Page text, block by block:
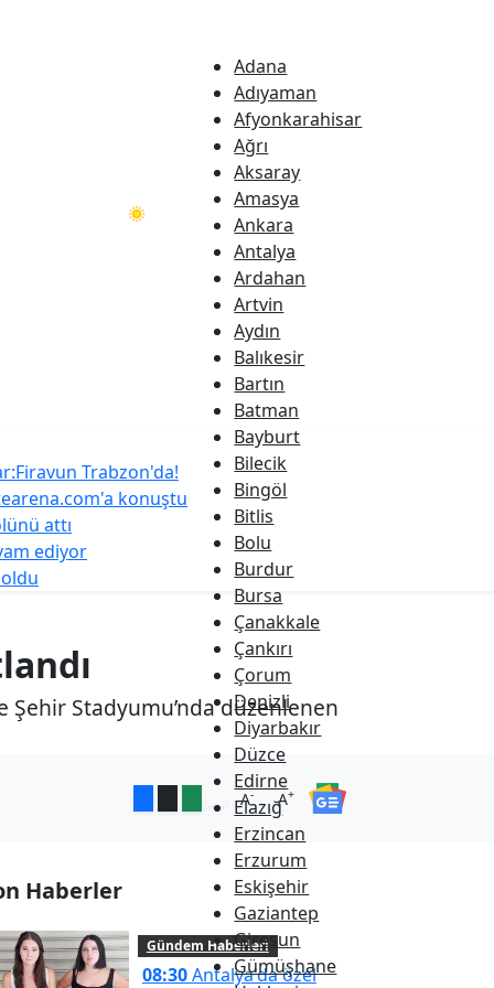
Adana
Adıyaman
Afyonkarahisar
Ağrı
Aksaray
Amasya
Ankara
Antalya
Ardahan
Artvin
Aydın
Balıkesir
Bartın
Batman
Bayburt
Bilecik
Bingöl
Bitlis
Bolu
Burdur
Bursa
Çanakkale
Çankırı
Çorum
Denizli
Diyarbakır
Düzce
Edirne
Elazığ
Erzincan
Erzurum
Eskişehir
Gaziantep
Giresun
Gümüşhane
Trabzon'da!
konuştu
attı
ediyor
oldu
Şehir Stadyumu’nda düzenlenen
A- A+
Haberler
Gündem Haberleri
08:30Antalya'da özel